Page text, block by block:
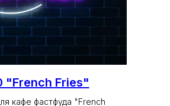
"French Fries"
кафе фастфуда "French